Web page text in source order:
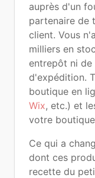
auprès d'un
partenaire de
client. Vous
milliers en
entrepôt ni
d'expédition.
boutique en
Wix, etc.) et
votre
Ce qui a
dont ces
recette du